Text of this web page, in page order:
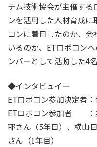
テム技術協会が主催する
ンを活用した人材育成に
コンに着目したのか、
いるのか、ETロボコン
ンバーとして活動した4
◆インタビュイー
ETロボコン参加決定者
ETロボコン参加者 ：
耶さん（5年目）、横山
さん（1年目）